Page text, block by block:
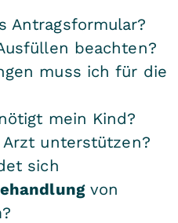
zu
begleitete
ein
Allgäu
oder eine
Bodensee.
findet der
statt. Die
Schule ist
ein fester
Therapie und
eng
Bereits vor
Antragsformular?
beachten?
muss ich für die
mein Kind?
unterstützen?
sich
von
?